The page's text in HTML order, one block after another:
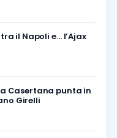
tra il Napoli e… l’Ajax
La Casertana punta in
Girelli